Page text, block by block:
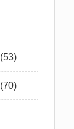
(53)
(70)